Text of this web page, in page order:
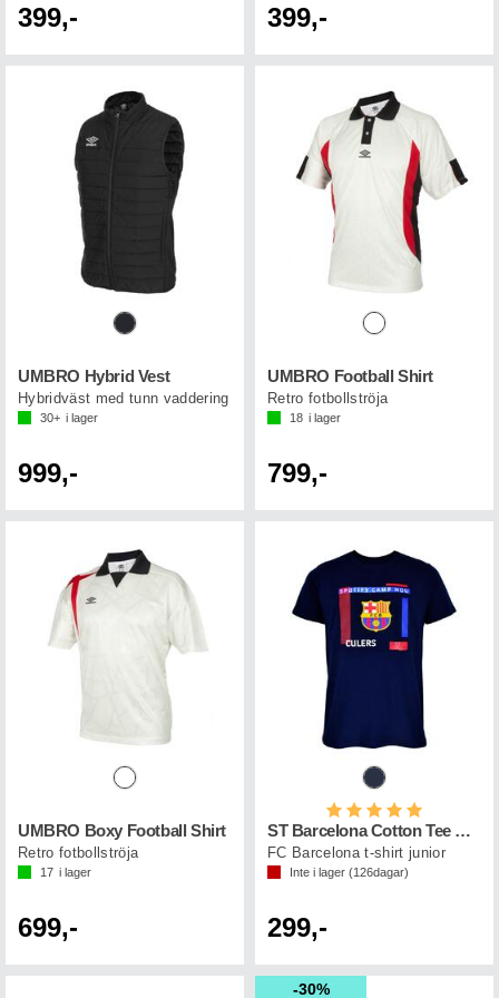
399,- 399,-
UMBRO Hybrid Vest
Hybridväst med tunn vaddering
30+ i lager
999,-
UMBRO Football Shirt
Retro fotbollströja
18 i lager
799,-
UMBRO Boxy Football Shirt
Retro fotbollströja
17 i lager
699,-
Betyg:
ST Barcelona Cotton Tee FCB Jr
FC Barcelona t-shirt junior
Inte i lager (126dagar)
299,-
30%